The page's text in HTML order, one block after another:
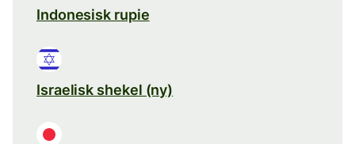
Indonesisk rupie
Israelisk shekel (ny)